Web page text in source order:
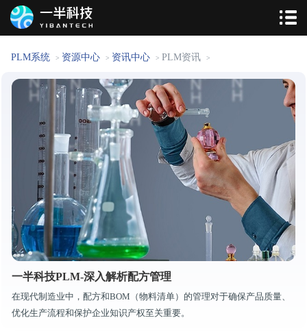
PLM系统 > 资源中心 > 资讯中心 > PLM资讯 >
一半科技PLM-深入解析配方管理
在现代制造业中，配方和BOM（物料清单）的管理对于确保产品质量、
优化生产流程和保护企业知识产权至关重要。